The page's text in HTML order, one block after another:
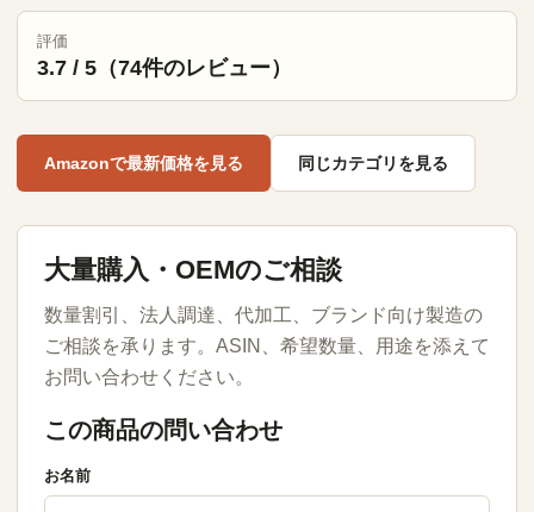
評価
3.7 / 5（74件のレビュー）
Amazonで最新価格を見る 同じカテゴリを見る
大量購入・OEMのご相談
数量割引、法人調達、代加工、ブランド向け製造の
ご相談を承ります。ASIN、希望数量、用途を添えて
お問い合わせください。
この商品の問い合わせ
お名前